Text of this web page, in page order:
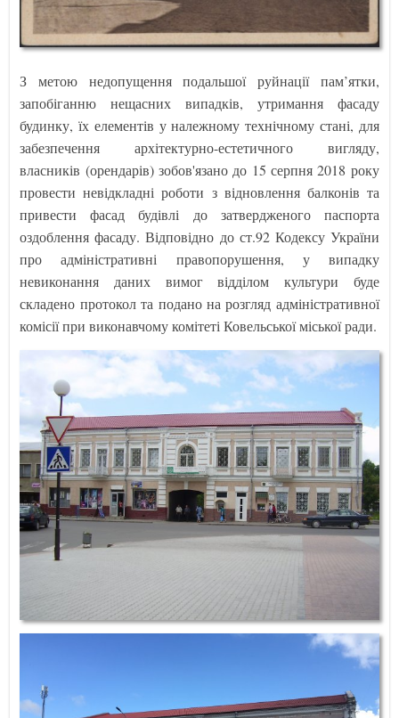
З метою недопущення подальшої руйнації пам’ятки,
запобіганню нещасних випадків, утримання фасаду
будинку, їх елементів у належному технічному стані, для
забезпечення архітектурно-естетичного вигляду,
власників (орендарів) зобов'язано до 15 серпня 2018 року
провести невідкладні роботи з відновлення балконів та
привести фасад будівлі до затвердженого паспорта
оздоблення фасаду. Відповідно до ст.92 Кодексу України
про адміністративні правопорушення, у випадку
невиконання даних вимог відділом культури буде
складено протокол та подано на розгляд адміністративної
комісії при виконавчому комітеті Ковельської міської ради.